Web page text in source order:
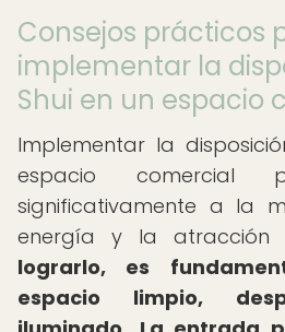
Consejos prácticos
implementar la
Shui en un espacio
Implementar la
espacio comercial
significativamente a la
energía y la atracción
lograrlo, es
espacio limpio,